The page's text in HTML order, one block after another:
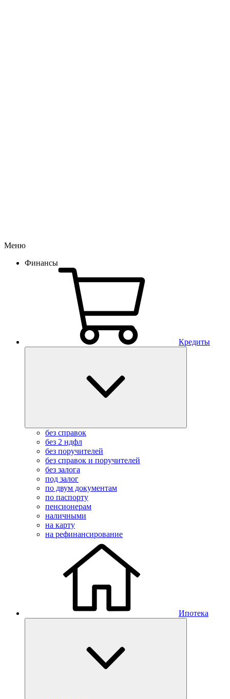
Меню
Финансы
Кредиты
без справок
без 2 ндфл
без поручителей
без справок и поручителей
без залога
под залог
по двум документам
по паспорту
пенсионерам
наличными
на карту
на рефинансирование
Ипотека